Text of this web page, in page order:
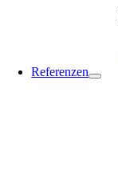
Referenzen